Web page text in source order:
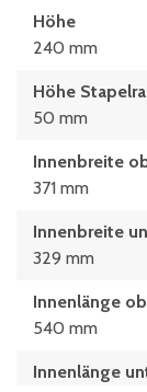
Höhe
240 mm
Höhe
50 mm
Innenbreite
371 mm
Innenbreite
329 mm
Innenlänge
540 mm
Innenlänge